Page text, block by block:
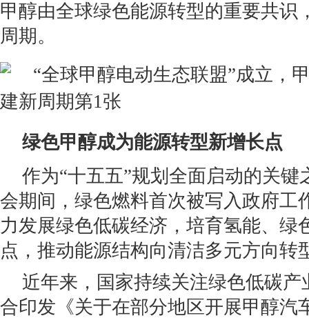
甲醇由全球绿色能源转型的重要共识
周期。
绿色甲醇成为能源转型新增长点
作为“十五五”规划全面启动的关键
会期间，绿色燃料首次被写入政府工
力发展绿色低碳经济，培育氢能、绿
点，推动能源结构向清洁多元方向转
近年来，国家持续关注绿色低碳
合印发《关于在部分地区开展甲醇汽